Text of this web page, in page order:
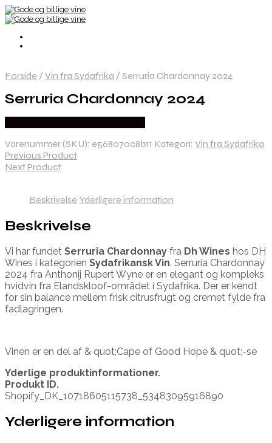
Forside / Vin fra Sydafrika / Serruria Chardonnay 2024
Serruria Chardonnay 2024
Varenummer (SKU): e568070c8b11 Kategori: Vin fra Sydafrika
Previous Product
Next Product
Beskrivelse Yderligere information
Beskrivelse
Vi har fundet Serruria Chardonnay fra Dh Wines hos DH
Wines i kategorien Sydafrikansk Vin. Serruria Chardonnay
2024 fra Anthonij Rupert Wyne er en elegant og kompleks
hvidvin fra Elandskloof-området i Sydafrika. Der er kendt
for sin balance mellem frisk citrusfrugt og cremet fylde fra
fadlagringen.
Vinen er en del af & quot;Cape of Good Hope & quot;-se
Yderlige produktinformationer.
Produkt ID.
Shopify_DK_10718605115738_53483095916890
Yderligere information